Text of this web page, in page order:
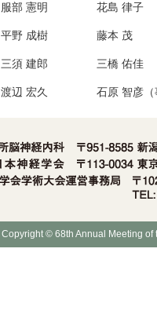
服部 憲明 花島 律子
平野 成樹 藤本 茂
三須 建郎 三橋 佑佳
渡辺 宏久 石原 智彦
Copyright © 68th Annual Meeting